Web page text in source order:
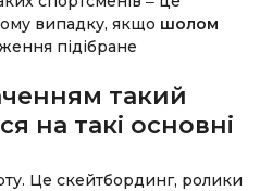
випадку, якщо шолом
підібране
такий
на такі основні
Це скейтбординг, ролики